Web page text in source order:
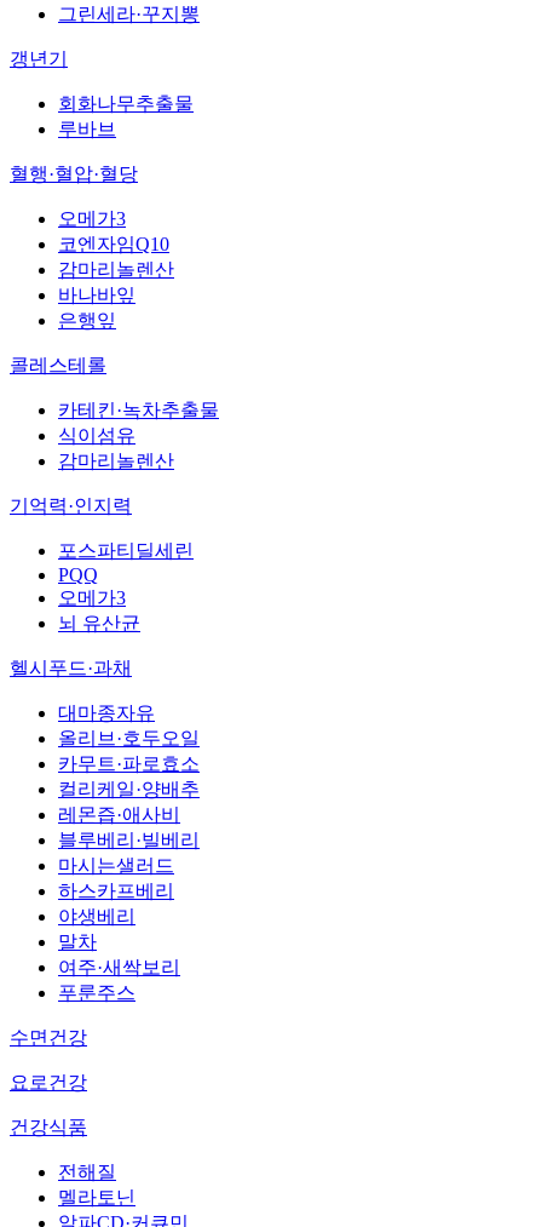
그린세라·꾸지뽕
갱년기
회화나무추출물
루바브
혈행·혈압·혈당
오메가3
코엔자임Q10
감마리놀렌산
바나바잎
은행잎
콜레스테롤
카테킨·녹차추출물
식이섬유
감마리놀렌산
기억력·인지력
포스파티딜세린
PQQ
오메가3
뇌 유산균
헬시푸드·과채
대마종자유
올리브·호두오일
카무트·파로효소
컬리케일·양배추
레몬즙·애사비
블루베리·빌베리
마시는샐러드
하스카프베리
야생베리
말차
여주·새싹보리
푸룬주스
수면건강
요로건강
건강식품
전해질
멜라토닌
알파CD·커큐민